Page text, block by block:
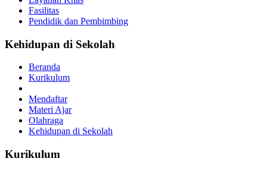
Fasilitas
Pendidik dan Pembimbing
Kehidupan di Sekolah
Beranda
Kurikulum
Mendaftar
Materi Ajar
Olahraga
Kehidupan di Sekolah
Kurikulum